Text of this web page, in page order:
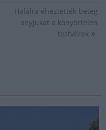
Halálra éheztették beteg
anyjukat a könyörtelen
testvérek